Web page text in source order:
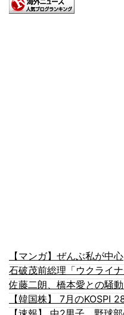
【マンガ】ぜんぶ私が中心